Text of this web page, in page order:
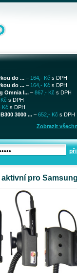
do ... – 164,- Kč s DPH
do ... – 164,- Kč s DPH
Omnia I... – 867,- Kč s DPH
s DPH
Kč s DPH
3000 ... – 652,- Kč s DPH
Zobrazit
pro